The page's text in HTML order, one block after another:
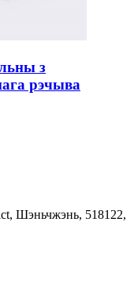
з
рэчыва
Шэньчжэнь, 518122,